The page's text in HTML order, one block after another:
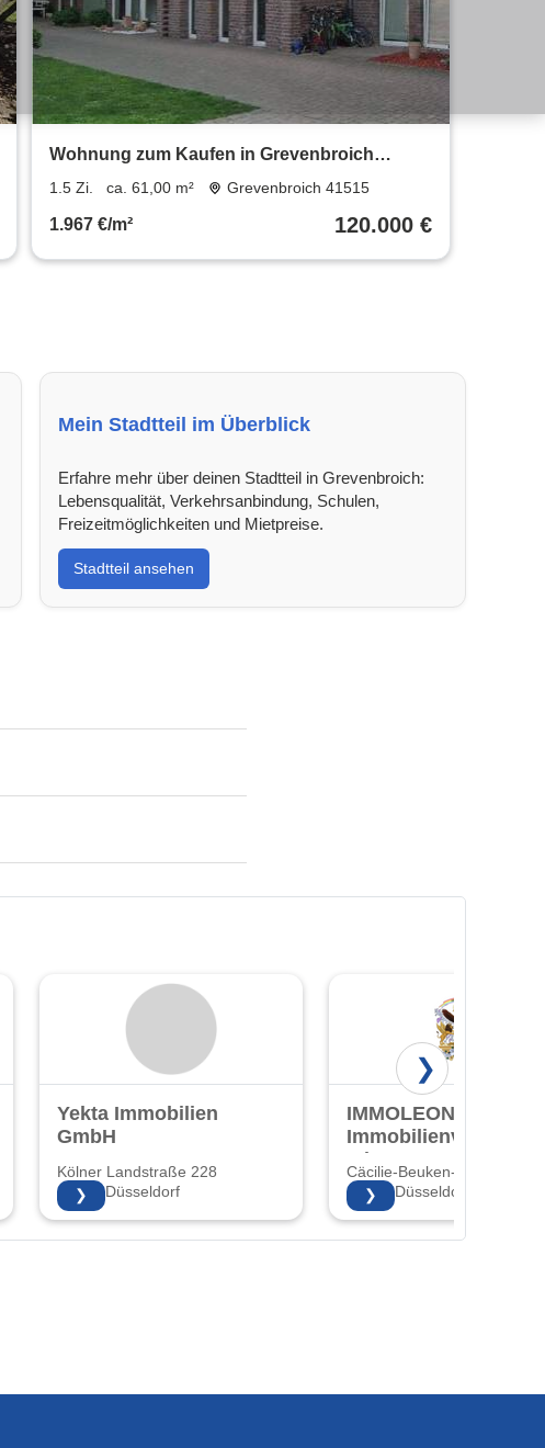
Wohnung zum Kaufen in Grevenbroich
120.000 € 61 m²
1.5 Zi. ca. 61,00 m² Grevenbroich 41515
1.967 €/m² 120.000 €
Mein Stadtteil im Überblick
Erfahre mehr über deinen Stadtteil in Grevenbroich:
Lebensqualität, Verkehrsanbindung, Schulen,
Freizeitmöglichkeiten und Mietpreise.
Stadtteil ansehen
Yekta Immobilien
GmbH
Kölner Landstraße 228
40591 Düsseldorf
❯
IMMOLEON24 -
Immobilienverkauf
mit Herz!
Cäcilie-Beuken-Str. 3 3
40597 Düsseldorf
❯
❯